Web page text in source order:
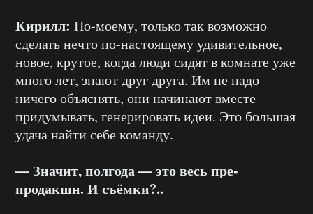
Кирилл: По-моему, только так возможно
сделать нечто по-настоящему удивительное,
новое, крутое, когда люди сидят в комнате уже
много лет, знают друг друга. Им не надо
ничего объяснять, они начинают вместе
придумывать, генерировать идеи. Это большая
удача найти себе команду.
— Значит, полгода — это весь пре-
продакшн. И съёмки?..